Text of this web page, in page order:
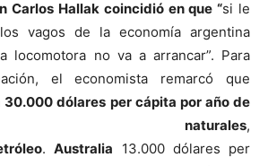
Carlos Hallak coincidió en que “si le
vagos de la economía argentina
locomotora no va a arrancar”. Para
el economista remarcó que
30.000 dólares per cápita por año de
naturales,
.Australia 13.000 dólares per